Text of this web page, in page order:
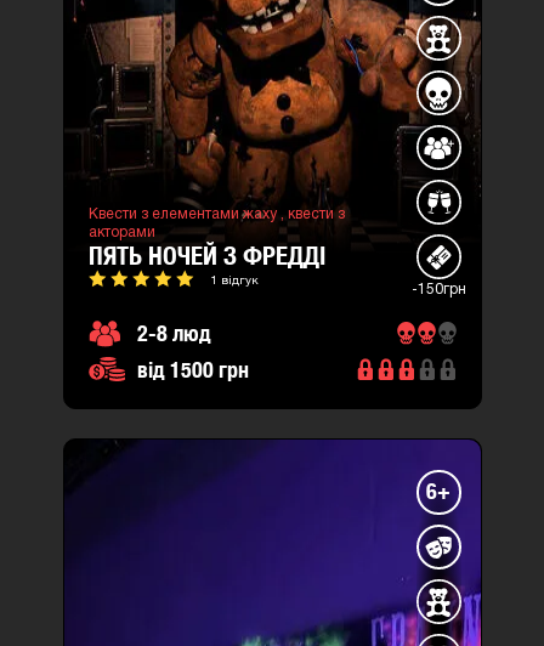
-150грн
Квести з елементами жаху , квести з
акторами
ПЯТЬ НОЧЕЙ З ФРЕДДІ
1 відгук
2-8 люд
від 1500 грн
6+